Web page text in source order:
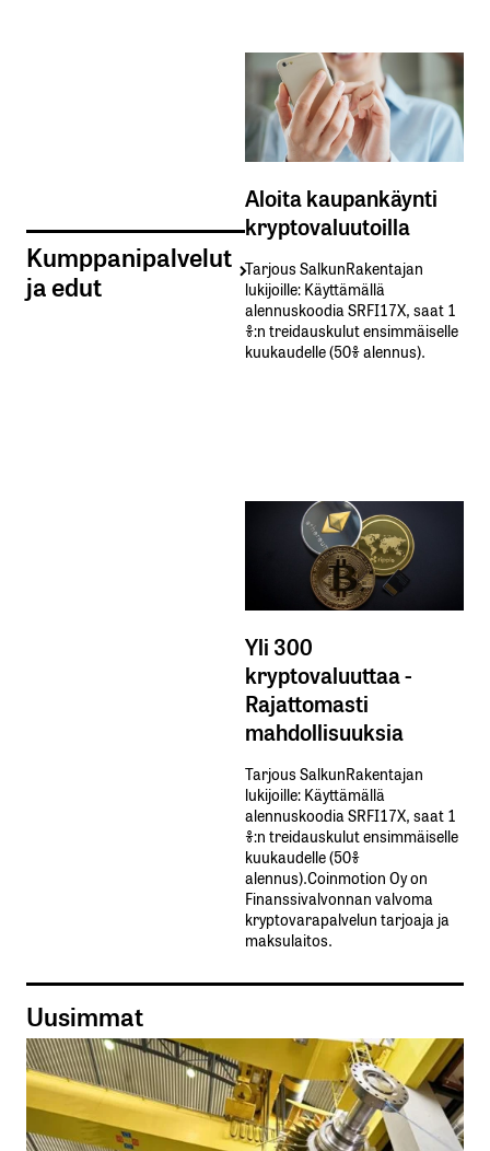
Kumppanipalvelut
ja edut
Aloita kaupankäynti
kryptovaluutoilla
Tarjous SalkunRakentajan
lukijoille: Käyttämällä​ ​
alennuskoodia​ ​SRFI17X,​ ​saat​ ​1
%:n treidauskulut​ ​ensimmäiselle​ ​
kuukaudelle​ ​(50%​ ​alennus).
Yli 300
kryptovaluuttaa -
Rajattomasti
mahdollisuuksia
Tarjous SalkunRakentajan
lukijoille: Käyttämällä​ ​
alennuskoodia​ ​SRFI17X,​ ​saat​ ​1
%:n treidauskulut​ ​ensimmäiselle​ ​
kuukaudelle​ ​(50%​ ​
alennus).Coinmotion Oy on
Finanssivalvonnan valvoma
kryptovarapalvelun tarjoaja ja
maksulaitos.
Uusimmat